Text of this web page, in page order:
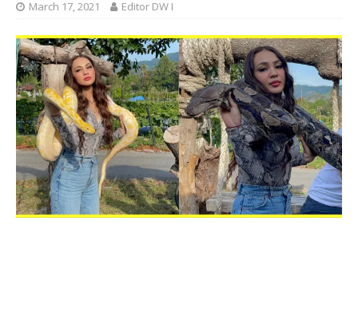
March 17, 2021 Editor DW I